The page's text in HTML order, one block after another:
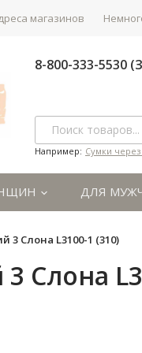
магазинов
8-800-333-5530
Например: Сумки
ДЛЯ
3 Cлона L3100-1 (310)
Cлона